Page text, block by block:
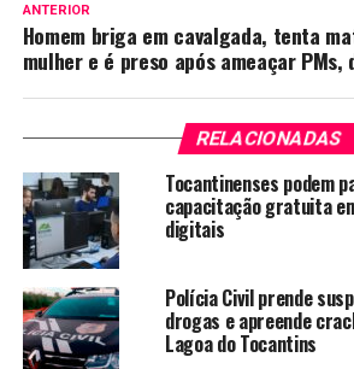
ANTERIOR
Homem briga em cavalgada, tenta
mulher e é preso após ameaçar
RELACIONADAS
Tocantinenses podem
capacitação gratuita
digitais
Polícia Civil prende
drogas e apreende
Lagoa do Tocantins